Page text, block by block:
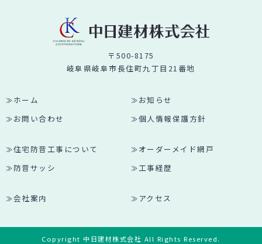
〒500-8175
岐阜県岐阜市長住町九丁目21番地
ホーム
お知らせ
お問い合わせ
個人情報保護方針
住宅防音工事について
オーダーメイド網戸
防音サッシ
工事経歴
会社案内 アクセス
Copyright 中日建材株式会社 All Rights Reserved.